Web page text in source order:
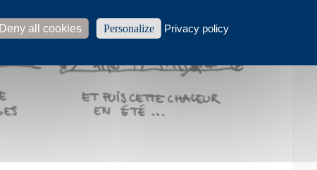
Deny all cookies Personalize Privacy policy